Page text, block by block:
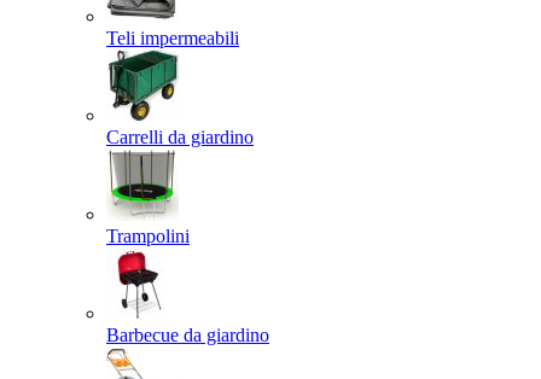
Teli impermeabili
Carrelli da giardino
Trampolini
Barbecue da giardino